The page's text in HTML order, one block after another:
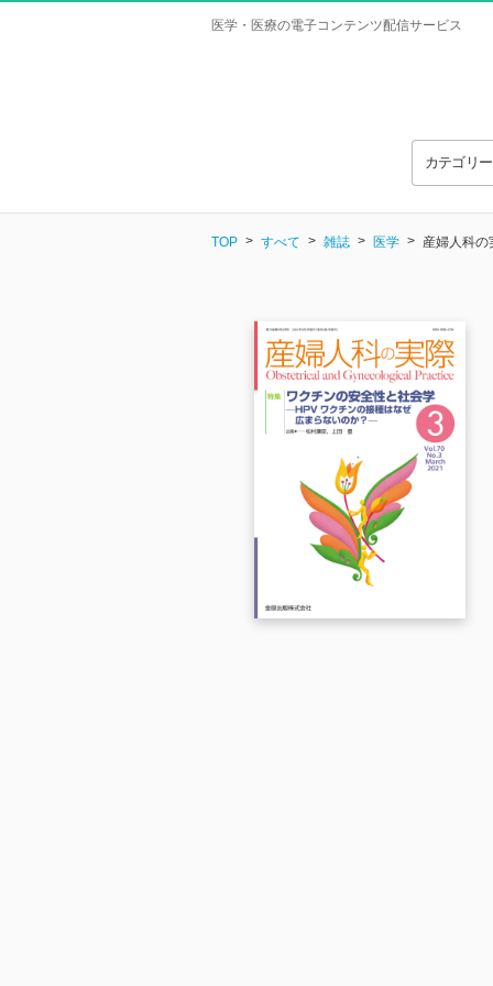
医学・医療の電子コンテンツ配信サービス
カテゴリ
TOP すべて 雑誌 医学 産婦人科の